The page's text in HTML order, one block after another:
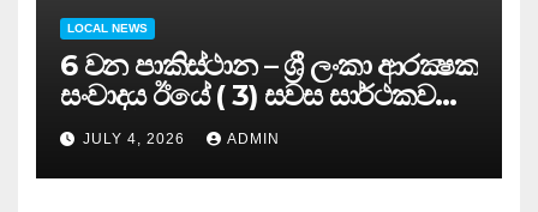
LOCAL NEWS
6 වන පාකිස්ථාන – ශ්‍රී ලංකා ආරක්‍ෂක
සංවාදය ඊයේ ( 3) සවස සාර්ථකව
අවසන් කරයි..
JULY 4, 2026 ADMIN